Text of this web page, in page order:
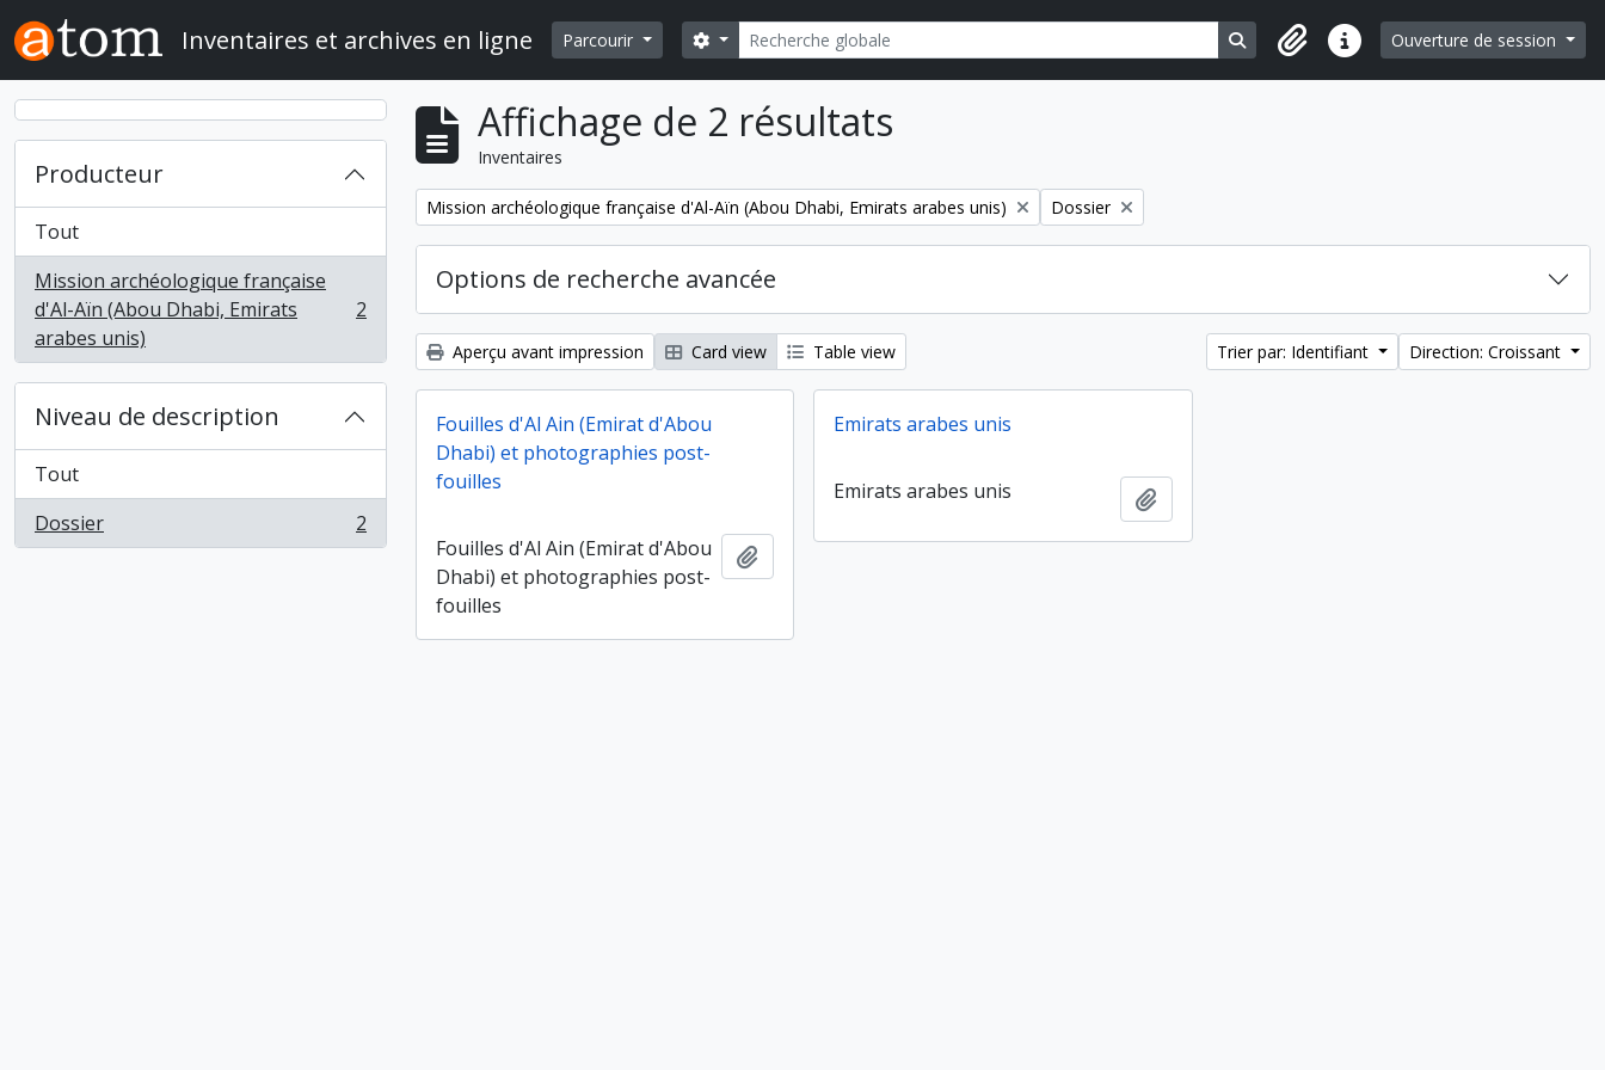
Skip to main content
Inventaires et archives en ligne Parcourir Rechercher
Search options Search in browse page
Liens rapidesOuverture de session
Producteur
Tout
Mission archéologique française
d'Al-Aïn (Abou Dhabi, Emirats
arabes unis)
, 2 résultats 2
Niveau de description
Tout
Dossier
, 2 résultats 2
Affichage de 2 résultats
Inventaires
Remove filter:
Mission archéologique française d'Al-Aïn (Abou Dhabi, Emirats arabes unis) Remove filter:
Dossier
Options de recherche avancée
Aperçu avant impression Card view Table view Trier par: Identifiant Direction: Croissant
Fouilles d'Al Ain (Emirat d'Abou
Dhabi) et photographies post-
fouilles
Fouilles d'Al Ain (Emirat d'Abou
Dhabi) et photographies post-
fouilles
Emirats arabes unis
Emirats arabes unis Ajouter au presse-papier